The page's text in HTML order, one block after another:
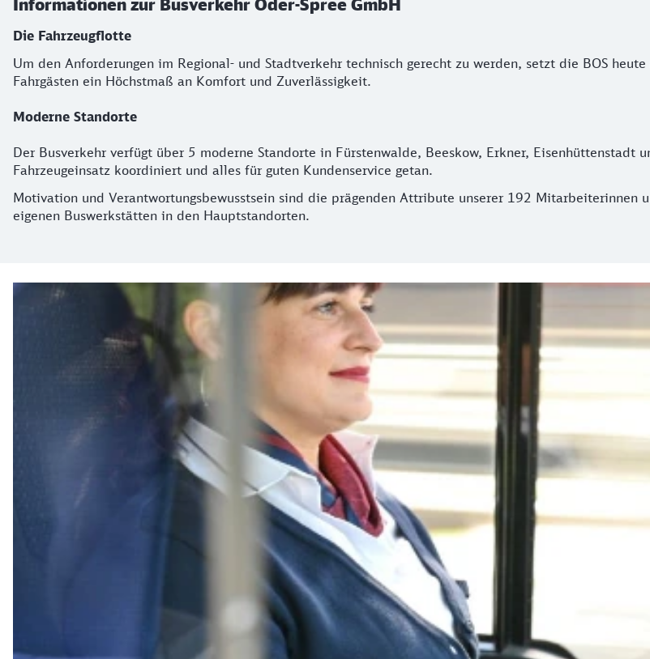
Informationen zur Busverkehr Oder-Spree GmbH
Die Fahrzeugflotte
Um den Anforderungen im Regional- und Stadtverkehr technisch gerecht zu werden, setzt die BOS
Fahrgästen ein Höchstmaß an Komfort und Zuverlässigkeit.
Moderne Standorte
Der Busverkehr verfügt über 5 moderne Standorte in Fürstenwalde, Beeskow, Erkner,
Fahrzeugeinsatz koordiniert und alles für guten Kundenservice getan.
Motivation und Verantwortungsbewusstsein sind die prägenden Attribute unserer 192 Mitarbeiterinnen
eigenen Buswerkstätten in den Hauptstandorten.